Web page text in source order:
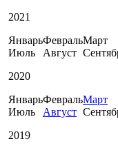
2021
ЯнварьФевральМарт
Июль
Август
2020
ЯнварьФевральМарт
Июль
Август
2019